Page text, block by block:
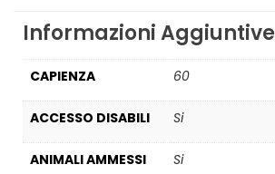
Informazioni Aggiuntive
CAPIENZA 60
ACCESSO DISABILI Si
ANIMALI AMMESSI Si